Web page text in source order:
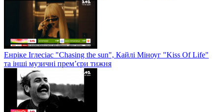
Енріке Іглесіас "Chasing the sun", Кайлі Міноуг "Kiss Of Life"
та інші музичні прем’єри тижня